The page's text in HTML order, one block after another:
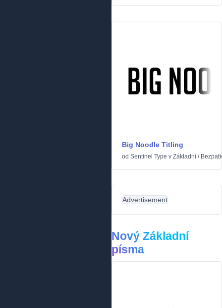
Big Noodle Titling
od Sentinel Type v Základní /
Advertisement
Nový Základní
písma